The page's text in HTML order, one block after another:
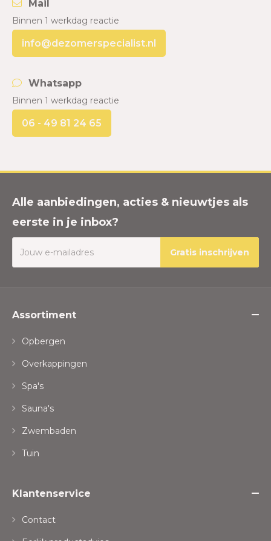
Mail
Binnen 1 werkdag reactie
info@dezomerspecialist.nl
Whatsapp
Binnen 1 werkdag reactie
06 - 49 81 24 65
Alle aanbiedingen, acties & nieuwtjes als
eerste in je inbox?
Gratis inschrijven
Assortiment
Opbergen
Overkappingen
Spa's
Sauna's
Zwembaden
Tuin
Klantenservice
Contact